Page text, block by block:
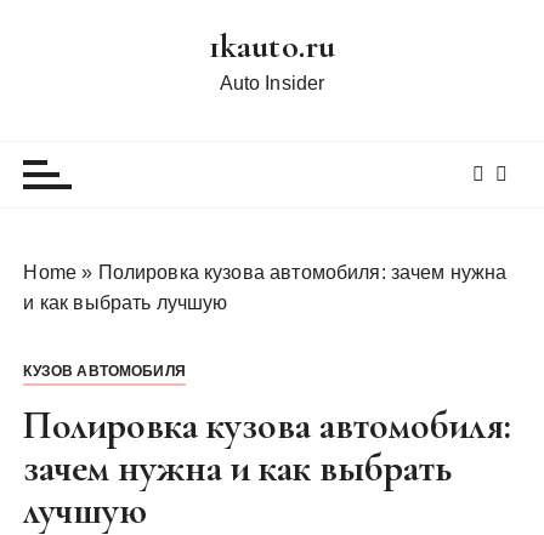
1kauto.ru
Auto Insider
Home » Полировка кузова автомобиля: зачем нужна
и как выбрать лучшую
КУЗОВ АВТОМОБИЛЯ
Полировка кузова автомобиля:
зачем нужна и как выбрать
лучшую